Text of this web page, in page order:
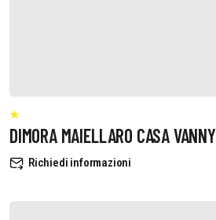
DIMORA MAIELLARO CASA VANNY
Richiedi informazioni